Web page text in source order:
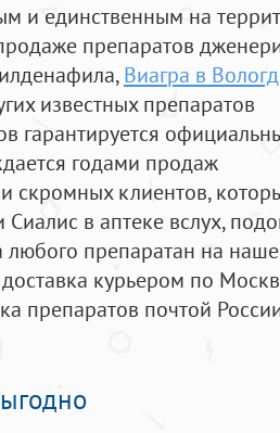
и единственным на
препаратов
, Виагра в
известных препаратов
гарантируется
годами продаж
скромных клиентов,
в аптеке вслух,
препаратан на
курьером по
препаратов почтой